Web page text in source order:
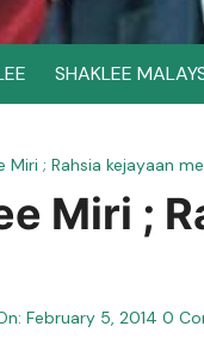
SHAKLEE
Miri ; Rahsia kejayaan
Miri ;
February 5, 2014 0